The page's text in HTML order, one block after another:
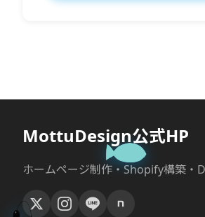
MottuDesign公式HP
ホームページ制作・Shopify構築・